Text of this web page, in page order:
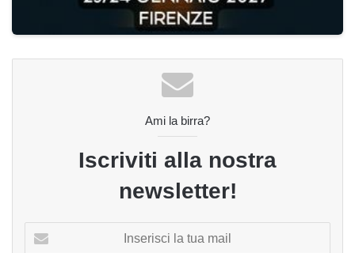
Ami la birra?
Iscriviti alla nostra
newsletter!